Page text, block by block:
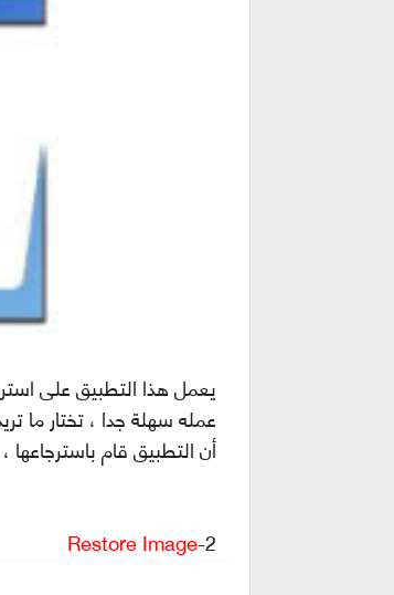
يعمل هذا التطبيق على
عمله سهلة جدا ، تختار ما
أن التطبيق قام
2-
Restore Image